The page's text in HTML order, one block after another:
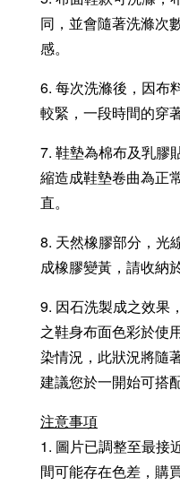
同，並會隨著洗滌次
感。
6. 每次洗滌後，因布
較緊，一段時間的穿
7. 鞋墊為棉布及乳膠
縮造成鞋墊卷曲為正
直。
8. 天然橡膠部分，光
成橡膠變黃，請收納
9. 因石洗製成之效果
之鞋身布面色彩於使
染情況，此狀況將隨
建議您於一開始可搭
注意事項
1. 圖片已調整至最接
間可能存在色差，購